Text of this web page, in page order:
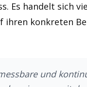
Es handelt sich
ihren konkreten
und